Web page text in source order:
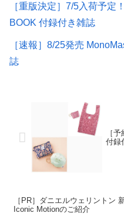
［重版決定］7/5入荷予定
BOOK 付録付き雑誌
［速報］8/25発売
誌
［
付録
［PR］ダニエルウェリントン
Iconic Motionのご紹介